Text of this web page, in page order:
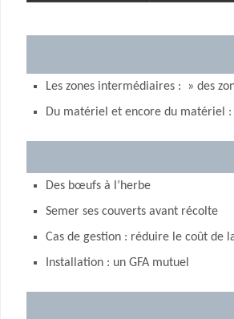
Les zones intermédiaires : » des
Du matériel et encore du matériel
Des bœufs à l’herbe
Semer ses couverts avant récolte
Cas de gestion : réduire le coût de
Installation : un GFA mutuel